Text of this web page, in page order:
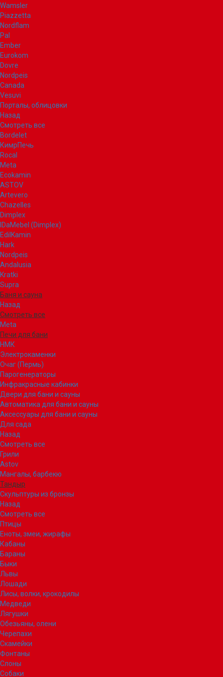
Wamsler
Piazzetta
Nordflam
Pal
Ember
Eurokom
Dovre
Nordpeis
Canada
Vesuvi
Порталы, облицовки
Назад
Смотреть все
Bordelet
КимрПечь
Rocal
Meta
Ecokamin
ASTOV
Artevero
Chazelles
Dimplex
IDaMebel (Dimplex)
EdilKamin
Hark
Nordpeis
Andalusia
Kratki
Supra
Баня и сауна
Назад
Смотреть все
Meta
Печи для бани
НМК
Электрокаменки
Очаг (Пермь)
Парогенераторы
Инфракрасные кабинки
Двери для бани и сауны
Автоматика для бани и сауны
Аксессуары для бани и сауны
Для сада
Назад
Смотреть все
Грили
Astov
Мангалы, барбекю
Тандыр
Скульптуры из бронзы
Назад
Смотреть все
Птицы
Еноты, змеи, жирафы
Кабаны
Бараны
Быки
Львы
Лошади
Лисы, волки, крокодилы
Медведи
Лягушки
Обезьяны, олени
Черепахи
Скамейки
Фонтаны
Слоны
Собаки